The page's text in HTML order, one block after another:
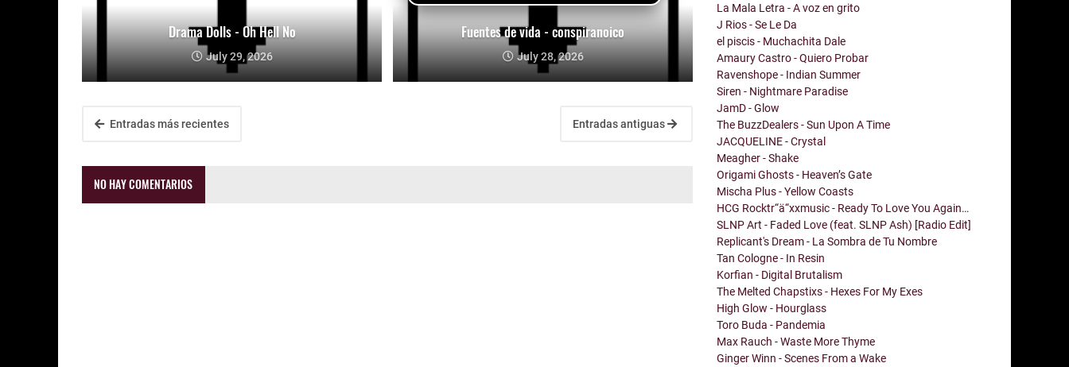
Drama Dolls - Oh Hell No
July 29, 2026
Fuentes de vida - conspiranoico
July 28, 2026
Entradas más recientes Entradas antiguas
NO HAY COMENTARIOS
La Mala Letra - A voz en grito
J Rios - Se Le Da
el piscis - Muchachita Dale
Amaury Castro - Quiero Probar
Ravenshope - Indian Summer
Siren - Nightmare Paradise
JamD - Glow
The BuzzDealers - Sun Upon A Time
JACQUELINE - Crystal
Meagher - Shake
Origami Ghosts - Heaven’s Gate
Mischa Plus - Yellow Coasts
HCG Rocktr“ä“xxmusic - Ready To Love You Again…
SLNP Art - Faded Love (feat. SLNP Ash) [Radio Edit]
Replicant's Dream - La Sombra de Tu Nombre
Tan Cologne - In Resin
Korfian - Digital Brutalism
The Melted Chapstixs - Hexes For My Exes
High Glow - Hourglass
Toro Buda - Pandemia
Max Rauch - Waste More Thyme
Ginger Winn - Scenes From a Wake